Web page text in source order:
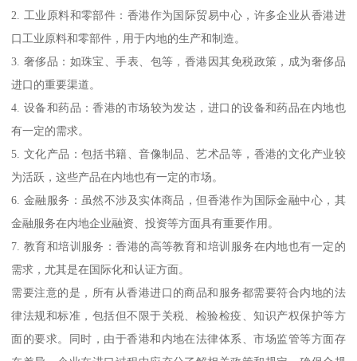
2. 工业原料和零部件：香港作为国际贸易中心，许多企业从香港进
口工业原料和零部件，用于内地的生产和制造。
3. 奢侈品：如珠宝、手表、包等，香港因其免税政策，成为奢侈品
进口的重要渠道。
4. 设备和药品：香港的市场较为发达，进口的设备和药品在内地也
有一定的需求。
5. 文化产品：包括书籍、音像制品、艺术品等，香港的文化产业较
为活跃，这些产品在内地也有一定的市场。
6. 金融服务：虽然不涉及实体商品，但香港作为国际金融中心，其
金融服务在内地企业融资、投资等方面具有重要作用。
7. 教育和培训服务：香港的高等教育和培训服务在内地也有一定的
需求，尤其是在国际化和认证方面。
需要注意的是，所有从香港进口的商品和服务都需要符合内地的法
律法规和标准，包括但不限于关税、检验检疫、知识产权保护等方
面的要求。同时，由于香港和内地在法律体系、市场监管等方面存